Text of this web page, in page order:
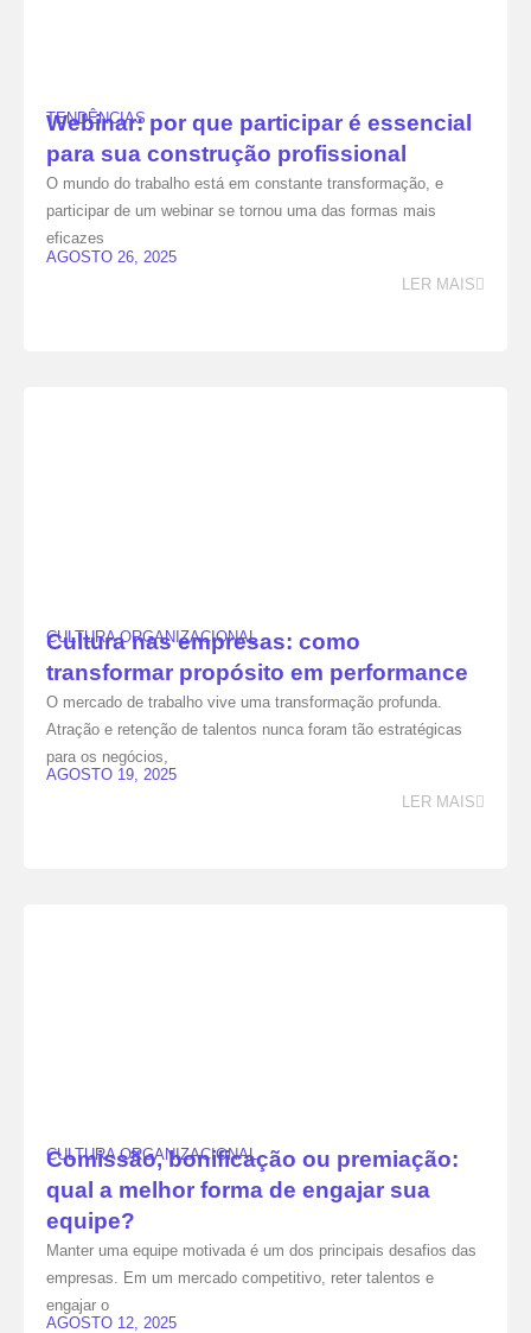
TENDÊNCIAS
Webinar: por que participar é essencial
para sua construção profissional
O mundo do trabalho está em constante transformação, e
participar de um webinar se tornou uma das formas mais
eficazes
AGOSTO 26, 2025
LER MAIS
CULTURA ORGANIZACIONAL
Cultura nas empresas: como
transformar propósito em performance
O mercado de trabalho vive uma transformação profunda.
Atração e retenção de talentos nunca foram tão estratégicas
para os negócios,
AGOSTO 19, 2025
LER MAIS
CULTURA ORGANIZACIONAL
Comissão, bonificação ou premiação:
qual a melhor forma de engajar sua
equipe?
Manter uma equipe motivada é um dos principais desafios das
empresas. Em um mercado competitivo, reter talentos e
engajar o
AGOSTO 12, 2025